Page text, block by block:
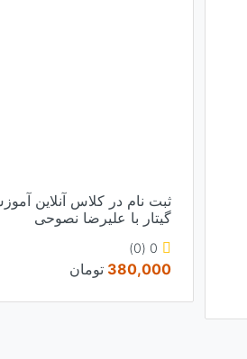
ثبت نام در کلاس آنلاین
گیتار با علیرضا نصوحی
0 (0)
380,000 تومان